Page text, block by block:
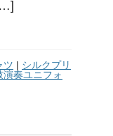
ツ | シルクプリ
演奏ユニフォ